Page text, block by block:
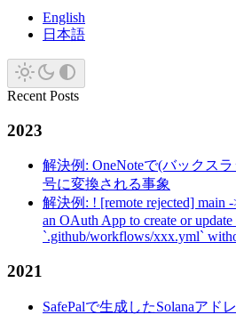
English
日本語
Recent Posts
2023
解決例: OneNoteで(バックス
号に変換される事象
解決例: ! [remote rejected] main
an OAuth App to create or
`.github/workflows/xxx.yml`
2021
SafePalで生成したSolanaアド